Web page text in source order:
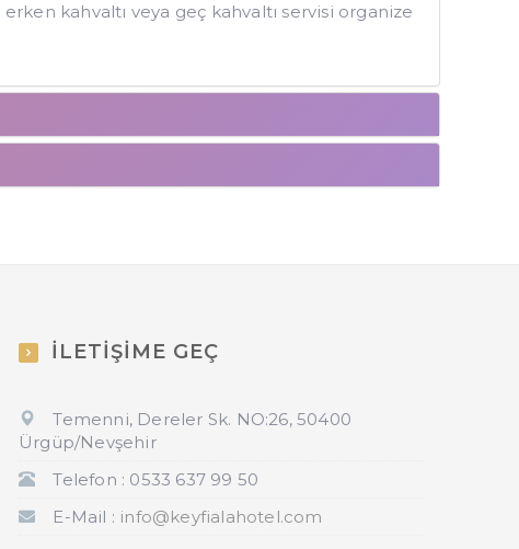
kahvaltı veya geç kahvaltı servisi organize
İLETİŞİME GEÇ
Temenni, Dereler Sk. NO:26, 50400
Ürgüp/Nevşehir
Telefon : 0533 637 99 50
E-Mail : info@keyfialahotel.com